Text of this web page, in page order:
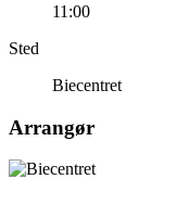
11:00
Sted
Biecentret
Arrangør